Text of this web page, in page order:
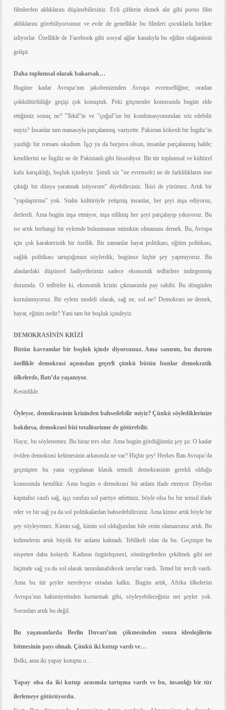
filmlerden aldıklarını düşünebilirsiniz. Evli çiftlerin ekmek alır gibi porno film
aldıklarını görebiliyorsunuz ve evde de genellikle bu filmleri çocuklarla birlikte
izliyorlar. Özellikle de Facebook gibi sosyal ağlar kanalıyla bu eğilim olağanüstü
gelişti.
Daha toplumsal olarak bakarsak…
Bugüne kadar Avrupa’nın jakobenizmden Avrupa evrenselliğine, oradan
çokkültürlülüğe geçişi çok konuştuk. Peki göçmenler konusunda bugün elde
ettiğimiz sonuç ne? "Tekil”in ve "çoğul”un bir kombinasyonundan söz edebilir
miyiz? İnsanlar tam manasıyla parçalanmış vaziyette. Pakistan kökenli bir İngiliz’in
yazdığı bir romanı okudum. İşçi ya da burjuva olsun, insanlar parçalanmış halde;
kendilerini ne İngiliz ne de Pakistanlı gibi hissediyor. Bir tür toplumsal ve kültürel
kafa karışıklığı, boşluk içindeyiz. Şimdi siz "ne evrenselci ne de farklılıkların öne
çıktığı bir dünya yaratmak istiyorum” diyebilirsiniz. İkisi de yürümez. Artık bir
"yapılaştırma” yok. Stalin kültürüyle yetişmiş insanlar, her şeyi inşa ediyoruz,
derlerdi. Ama bugün inşa etmiyor, inşa edilmiş her şeyi parçalayıp yıkıyoruz. Bu
ise artık herhangi bir eylemde bulunmanın mümkün olmaması demek. Bu, Avrupa
için çok karakteristik bir özellik. Bir zamanlar hayat politikası, eğitim politikası,
sağlık politikası tartıştığımızı söylerdik; bugünse hiçbir şey yapmıyoruz. Bu
alanlardaki düşünsel faaliyetlerimiz sadece ekonomik tedbirlere indirgenmiş
durumda. O tedbirler ki, ekonomik krizin çıkmasında pay sahibi. Bu döngüden
kurtulamıyoruz. Bir eylem modeli olarak, sağ ne, sol ne? Demokrasi ne demek,
hayat, eğitim nedir? Yani tam bir boşluk içindeyiz.
DEMOKRASİNİN KRİZİ
Bütün kavramlar bir boşluk içinde diyorsunuz. Ama sanırım, bu durum
özellikle demokrasi açısından geçerli çünkü bütün bunlar demokratik
ülkelerde, Batı’da yaşanıyor.
Kesinlikle.
Öyleyse, demokrasinin krizinden bahsedebilir miyiz? Çünkü söylediklerinize
bakılırsa, demokrasi bizi totalitarizme de götürebilir.
Hayır, bu söylenemez. Bu biraz ters olur. Ama bugün gördüğümüz şey şu: O kadar
övülen demokrasi kelimesinin arkasında ne var? Hiçbir şey! Herkes Batı Avrupa’da
geçmişten bu yana uygulanan klasik temsili demokrasinin gerekli olduğu
konusunda hemfikir. Ama bugün o demokrasi bir anlam ifade etmiyor. Diyelim
kapitalist sınıfı sağ, işçi sınıfını sol partiye atfettiniz, böyle olsa bu bir temsil ifade
eder ve bir sağ ya da sol politikalardan bahsedebilirsiniz. Ama kimse artık böyle bir
şey söyleyemez. Kimin sağ, kimin sol olduğundan bile emin olamazsınız artık. Bu
kelimelerin artık büyük bir anlamı kalmadı. Tehlikeli olan da bu. Geçmişte bu
nispeten daha kolaydı: Kadının özgürleşmesi, sömürgelerden çekilmek gibi net
biçimde sağ ya da sol olarak tanımlanabilecek tavırlar vardı. Temel bir tercih vardı.
Ama bu tür şeyler neredeyse ortadan kalktı. Bugün artık, Afrika ülkelerini
Avrupa’nın hakimiyetinden kurtarmak gibi, söyleyebileceğiniz net şeyler yok.
Sorunları artık bu değil.
Bu yaşananlarda Berlin Duvarı’nın çökmesinden sonra ideolojilerin
bitmesinin payı olmalı. Çünkü iki kutup vardı ve…
Belki, ama iki yapay kutuptu o…
Yapay olsa da iki kutup arasında tartışma vardı ve bu, insanlığı bir tür
ilerlemeye götürüyordu.